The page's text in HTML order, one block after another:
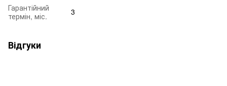
Гарантійний
термін, міс.
3
Відгуки